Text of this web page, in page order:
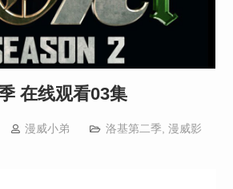
在线观看03集
漫威小弟 洛基第二季 漫威影